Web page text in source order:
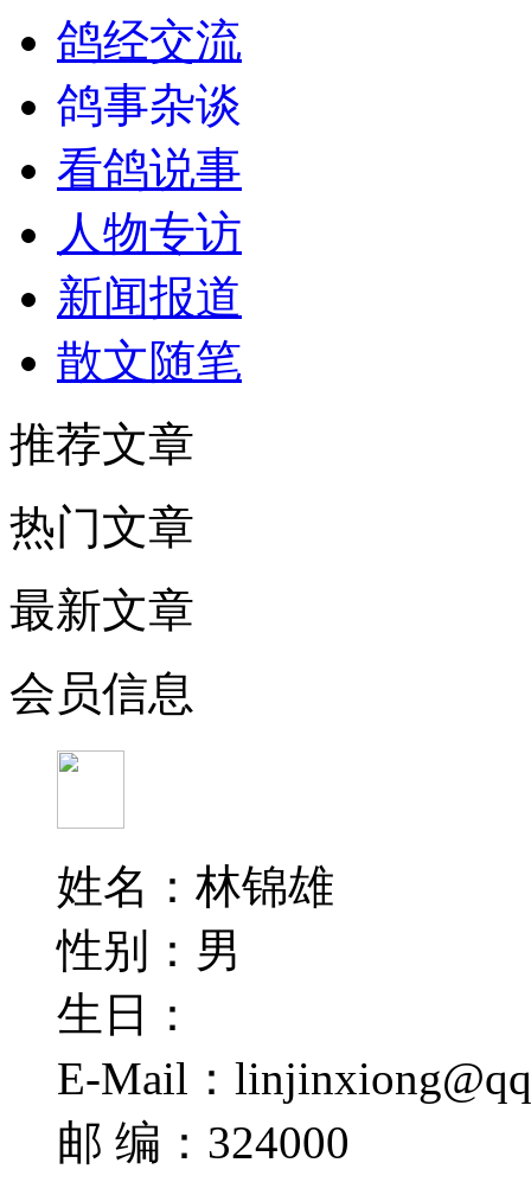
鸽经交流
鸽事杂谈
看鸽说事
人物专访
新闻报道
散文随笔
推荐文章
热门文章
最新文章
会员信息
姓名：林锦雄
性别：男
生日：
E-Mail：
邮 编：324000